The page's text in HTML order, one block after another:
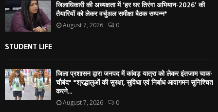
जिलाधिकारी की अध्यक्षता में ‘हर घर तिरंगा अभियान-2026’ की
तैयारियों को लेकर वर्चुअल समीक्षा बैठक सम्पन्न*
August 7, 2026 0
STUDENT LIFE
जिला प्रशासन द्वारा जनपद में कांवड़ यात्रा को लेकर इंतजाम चाक-
चौबंद* *श्रद्धालुओं की सुरक्षा, सुविधा एवं निर्बाध आवागमन सुनिश्चित
करने...
August 7, 2026 0